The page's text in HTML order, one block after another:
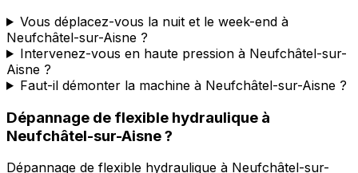
Vous déplacez-vous la nuit et le week-end à
Neufchâtel-sur-Aisne ?
Intervenez-vous en haute pression à Neufchâtel-sur-
Aisne ?
Faut-il démonter la machine à Neufchâtel-sur-Aisne ?
Dépannage de flexible hydraulique à
Neufchâtel-sur-Aisne?
Dépannage de flexible hydraulique à Neufchâtel-sur-